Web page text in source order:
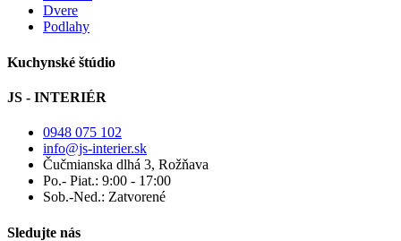
Dvere
Podlahy
Kuchynské štúdio
JS - INTERIÉR
0948 075 102
info@js-interier.sk
Čučmianska dlhá 3, Rožňava
Po.- Piat.: 9:00 - 17:00
Sob.-Ned.: Zatvorené
Sledujte nás